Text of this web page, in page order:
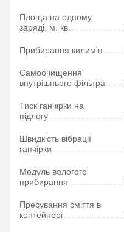
Площа на одному
заряді, м. кв.
Прибирання килимів
Самоочищення
внутрішнього фільтра
Тиск ганчірки на
підлогу
Швидкість вібрації
ганчірки
Модуль вологого
прибирання
Пресування сміття в
контейнері